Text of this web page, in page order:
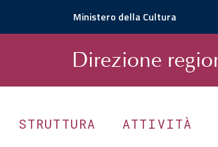
Ministero della Cultura
Direzione r
STRUTTURA ATTIVITÀ